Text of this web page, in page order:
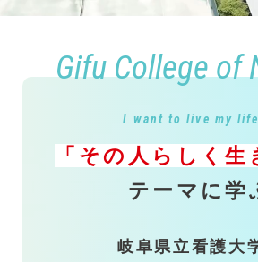
Gifu College of
I want to live my
「その人らしく生
テーマに学
岐阜県立看護大